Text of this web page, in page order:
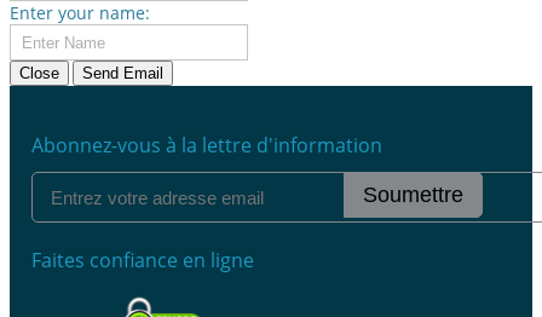
Enter your name:
Close Send Email
Abonnez-vous à la lettre d'information
Soumettre
Faites confiance en ligne